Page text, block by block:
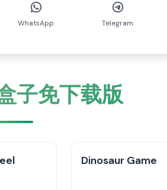
WhatsApp Telegram
子免下载版
Dinosaur Game